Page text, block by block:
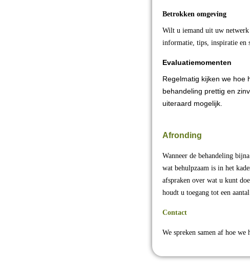
Betrokken omgeving
Wilt u iemand uit uw netwerk
informatie, tips, inspiratie en
Evaluatiemomenten
Regelmatig kijken we hoe
behandeling prettig en
uiteraard mogelijk.
Afronding
Wanneer de behandeling
wat behulpzaam is in het
afspraken over wat u kunt
houdt u toegang tot een
Contact
We spreken samen af hoe